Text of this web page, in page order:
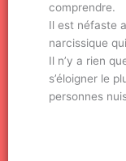
comprendre.
Il est néfaste
narcissique
Il n’y a rien
s’éloigner le
personnes